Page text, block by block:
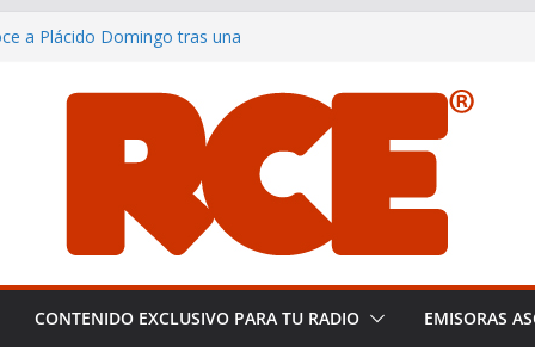
a Plácido Domingo tras una
de España: Libertad y
y consolidándose como
smooth jazz en español.
y su equipo en Miami: un
pericial
CONTENIDO EXCLUSIVO PARA TU RADIO EMISORAS